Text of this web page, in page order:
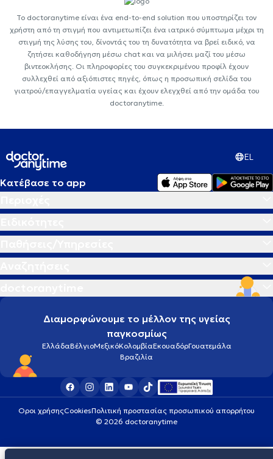
Το doctoranytime είναι ένα end-to-end solution που υποστηρίζει τον
χρήστη από τη στιγμή που αντιμετωπίζει ένα ιατρικό σύμπτωμα μέχρι τη
στιγμή της λύσης του, δίνοντάς του τη δυνατότητα να βρεί ειδικό, να
ζητήσει καθοδήγηση μέσω chat και να μιλήσει μαζί του μέσω
βιντεοκλήσης. Οι πληροφορίες του συγκεκριμένου προφίλ έχουν
συλλεχθεί από αξιόπιστες πηγές, όπως η προσωπική σελίδα του
γιατρού/επαγγελματία υγείας και έχουν ελεγχθεί από την ομάδα του
doctoranytime.
EL
Κατέβασε το app
Διαμορφώνουμε το μέλλον της υγείας
παγκοσμίως
ΕλλάδαΒέλγιοΜεξικόΚολομβίαΕκουαδόρΓουατεμάλα
Βραζιλία
Οροι χρήσηςCookiesΠολιτική προστασίας προσωπικού απορρήτου
© 2026 doctoranytime